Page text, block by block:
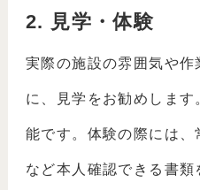
2. 見学・体験
実際の施設の雰囲気や作
に、見学をお勧めしま
能です。体験の際には
など本人確認できる書類